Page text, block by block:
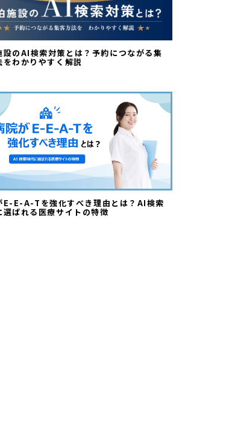
設のAI検索対策とは？予約につながる集
をわかりやすく解説
E-E-A-Tを強化すべき理由とは？AI検索
選ばれる医療サイトの特徴